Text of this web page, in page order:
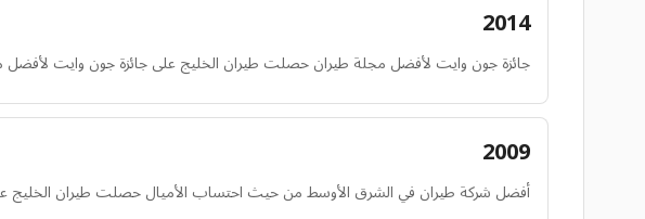
2014
جائزة جون وايت لأفضل مجلة طيران حصلت طيران الخليج على جائزة جون وايت لأفضل
2009
أفضل شركة طيران في الشرق الأوسط من حيث احتساب الأميال حصلت طيران الخليج